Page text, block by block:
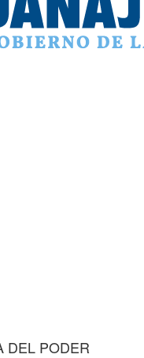
DEL PODER